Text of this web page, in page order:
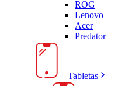
ROG
Lenovo
Acer
Predator
Tabletas